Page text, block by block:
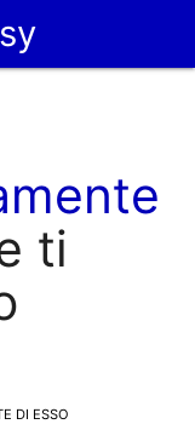
ti
DI ESSO